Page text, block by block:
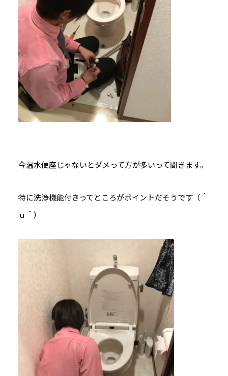
今温水便座じゃないとダメって方が多いって聞きます。
特に洗浄機能付きってところがポイントだそうです（＾
ｕ＾）